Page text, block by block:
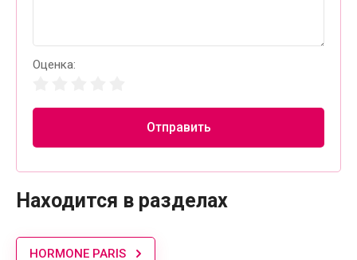
Оценка:
Отправить
Находится в разделах
HORMONE PARIS